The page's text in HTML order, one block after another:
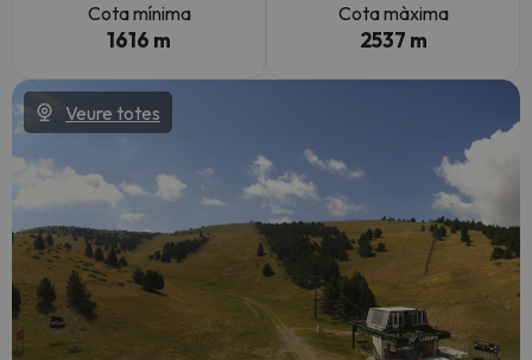
Cota mínima
1616 m
Cota màxima
2537 m
Veure totes